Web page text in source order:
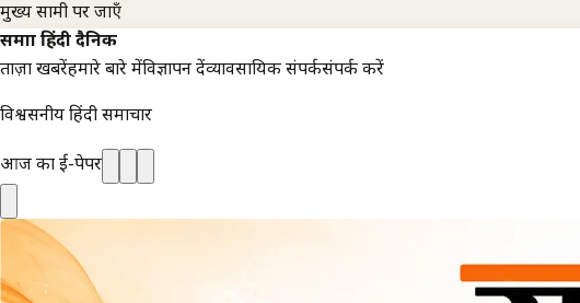
मुख्य सामग्री पर जाएँ
समाज्ञा हिंदी दैनिक
ताज़ा खबरेंहमारे बारे मेंविज्ञापन देंव्यावसायिक संपर्कसंपर्क करें
विश्वसनीय हिंदी समाचार
आज का ई-पेपर